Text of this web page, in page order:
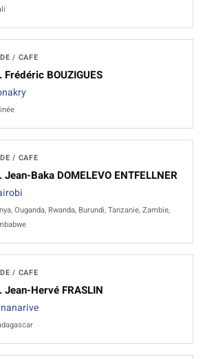
/ CAFE
Frédéric BOUZIGUES
/ CAFE
Jean-Baka DOMELEVO ENTFELLNER
Ouganda, Rwanda, Burundi, Tanzanie, Zambie,
/ CAFE
Jean-Hervé FRASLIN